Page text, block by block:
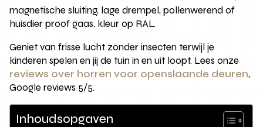
magnetische sluiting, lage drempel, pollenwerend of
huisdier proof gaas, kleur op RAL.
Geniet van frisse lucht zonder insecten terwijl je
kinderen spelen en jij de tuin in en uit loopt. Lees onze
reviews over horren voor openslaande deuren,
Google reviews 5/5.
Inhoudsopgaven